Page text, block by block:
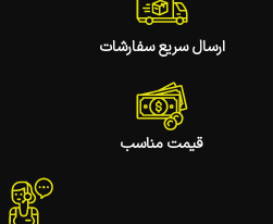
ارسال سریع سفارشات
قیمت مناسب